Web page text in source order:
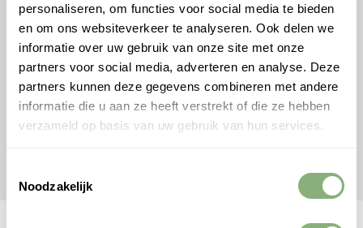
personaliseren, om functies voor social media te bieden
en om ons websiteverkeer te analyseren. Ook delen we
informatie over uw gebruik van onze site met onze
partners voor social media, adverteren en analyse. Deze
partners kunnen deze gegevens combineren met andere
informatie die u aan ze heeft verstrekt of die ze hebben
verzameld op basis van uw gebruik van hun services.
Noodzakelijk
Dutch Made Quality - Alle rechten
voorbehouden DMQ®
Facebook
Instagram
Ontvang gratis handige tips van onze expert +
checklist voor verlichting!